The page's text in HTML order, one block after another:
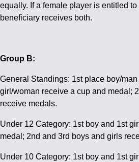
equally. If a female player is entitled
beneficiary receives both.
Group B:
General Standings: 1st place boy/
girl/woman receive a cup and medal;
receive medals.
Under 12 Category: 1st boy and 1st
medal; 2nd and 3rd boys and girls
Under 10 Category: 1st boy and 1st